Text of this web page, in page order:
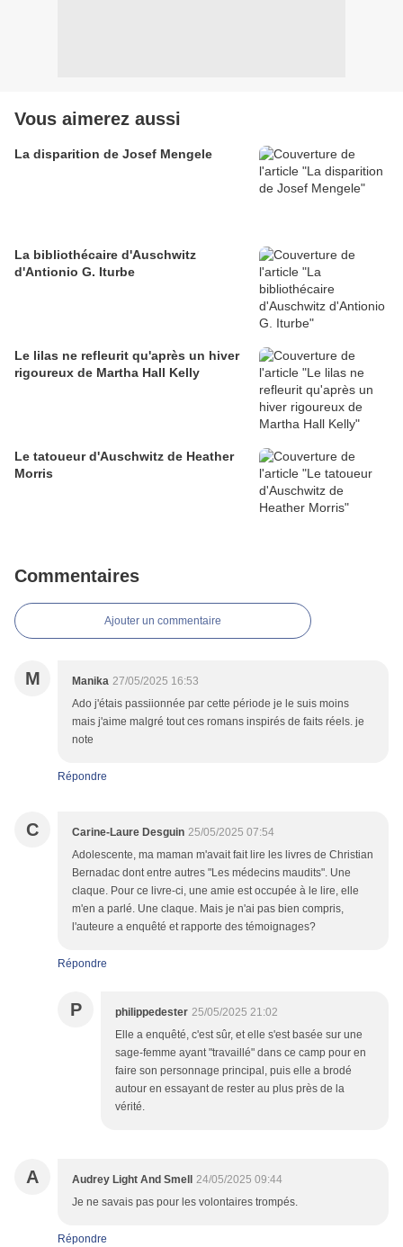
Vous aimerez aussi
La disparition de Josef Mengele
La bibliothécaire d'Auschwitz
d'Antionio G. Iturbe
Le lilas ne refleurit qu'après un hiver
rigoureux de Martha Hall Kelly
Le tatoueur d'Auschwitz de Heather
Morris
Commentaires
Ajouter un commentaire
M Manika 27/05/2025 16:53
Ado j'étais passiionnée par cette période je le suis moins
mais j'aime malgré tout ces romans inspirés de faits réels. je
note
Répondre
C Carine-Laure Desguin 25/05/2025 07:54
Adolescente, ma maman m'avait fait lire les livres de Christian
Bernadac dont entre autres "Les médecins maudits". Une
claque. Pour ce livre-ci, une amie est occupée à le lire, elle
m'en a parlé. Une claque. Mais je n'ai pas bien compris,
l'auteure a enquêté et rapporte des témoignages?
Répondre
P philippedester 25/05/2025 21:02
Elle a enquêté, c'est sûr, et elle s'est basée sur une
sage-femme ayant "travaillé" dans ce camp pour en
faire son personnage principal, puis elle a brodé
autour en essayant de rester au plus près de la
vérité.
A Audrey Light And Smell
24/05/2025 09:44
Je ne savais pas pour les volontaires trompés.
Répondre